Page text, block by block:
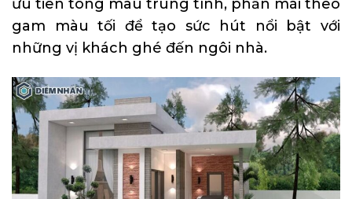
ưu tiên tông màu trung tính, phần mái theo
gam màu tối để tạo sức hút nổi bật với
những vị khách ghé đến ngôi nhà.